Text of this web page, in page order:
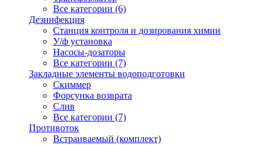
Все категории (6)
Дезинфекция
Станция контроля и дозирования химии
У/ф установка
Насосы-дозаторы
Все категории (7)
Закладные элементы водоподготовки
Скиммер
Форсунка возврата
Слив
Все категории (7)
Противоток
Встраиваемый (комплект)